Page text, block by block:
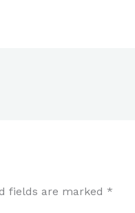
fields are marked *